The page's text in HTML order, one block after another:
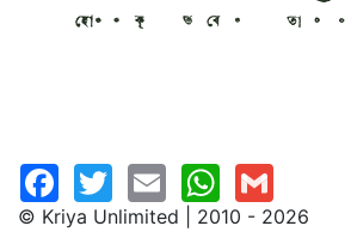
© Kriya Unlimited | 2010 - 2026